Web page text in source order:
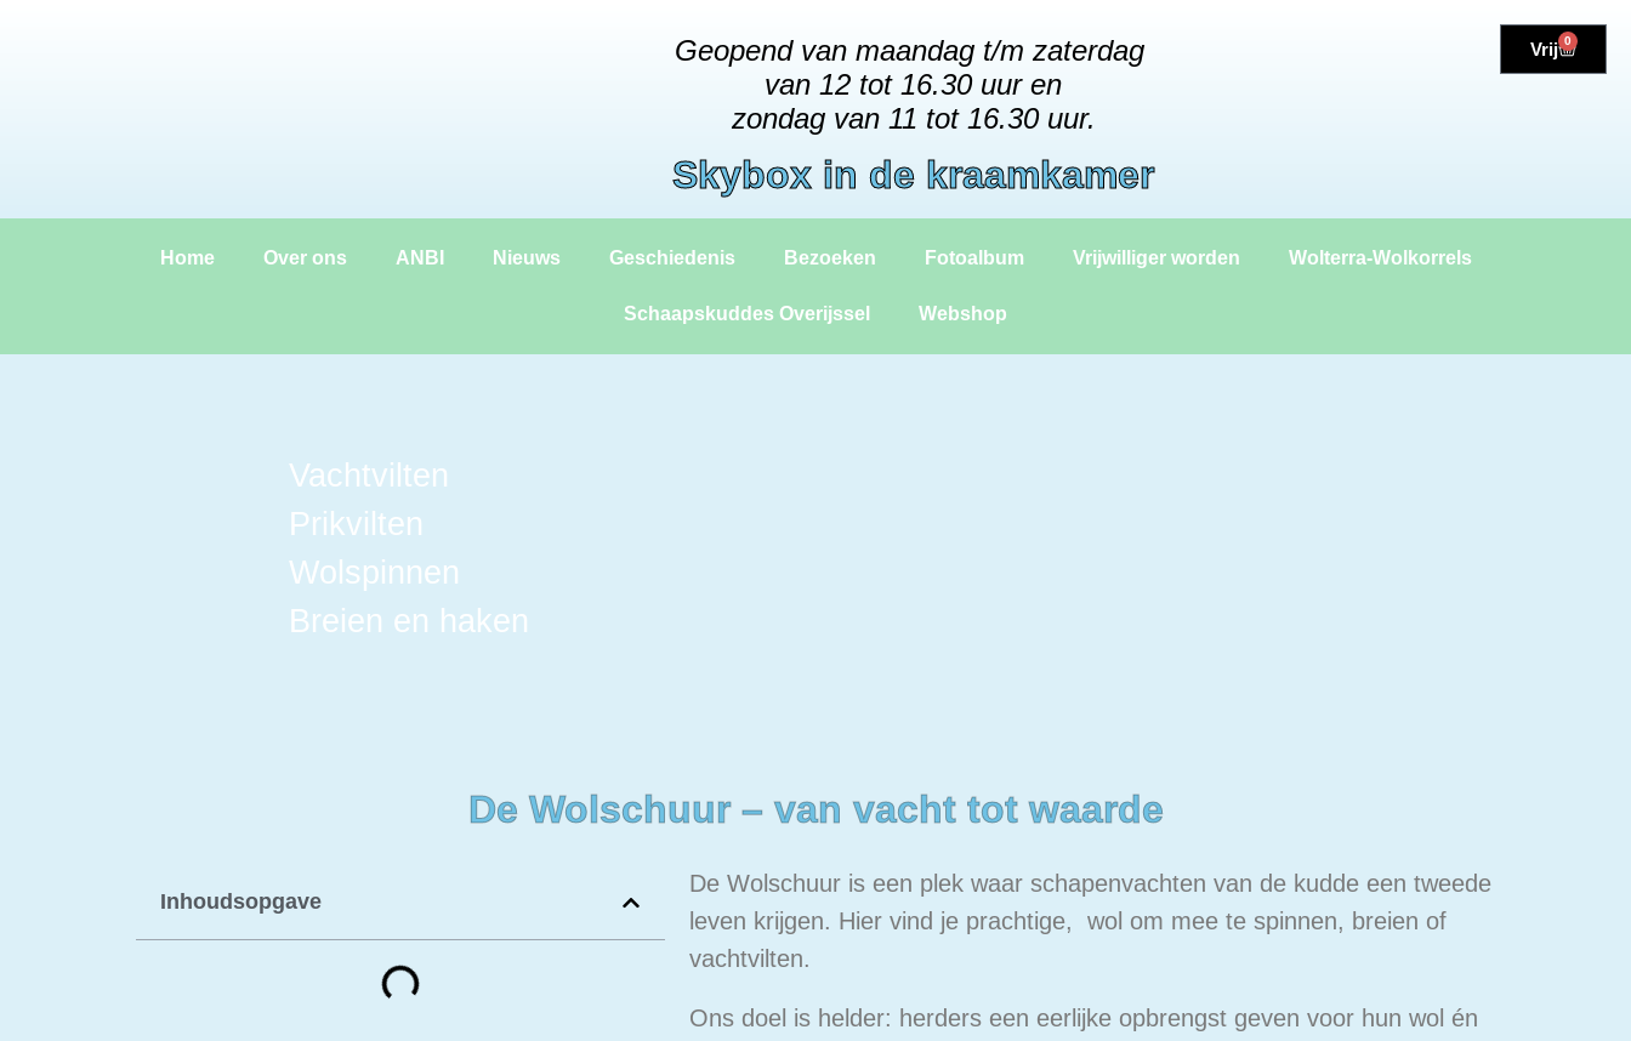
Geopend van maandag t/m zaterdag
van 12 tot 16.30 uur en
zondag van 11 tot 16.30 uur.
Skybox in de kraamkamer
Vrij 0
Home Over ons ANBI Nieuws Geschiedenis Bezoeken Fotoalbum Vrijwilliger worden Wolterra-Wolkorrels
Schaapskuddes Overijssel Webshop
Vachtvilten
Prikvilten
Wolspinnen
Breien en haken
De Wolschuur – van vacht tot waarde
Inhoudsopgave
De Wolschuur is een plek waar schapenvachten van de kudde een tweede
leven krijgen. Hier vind je prachtige, wol om mee te spinnen, breien of
vachtvilten.
Ons doel is helder: herders een eerlijke opbrengst geven voor hun wol én